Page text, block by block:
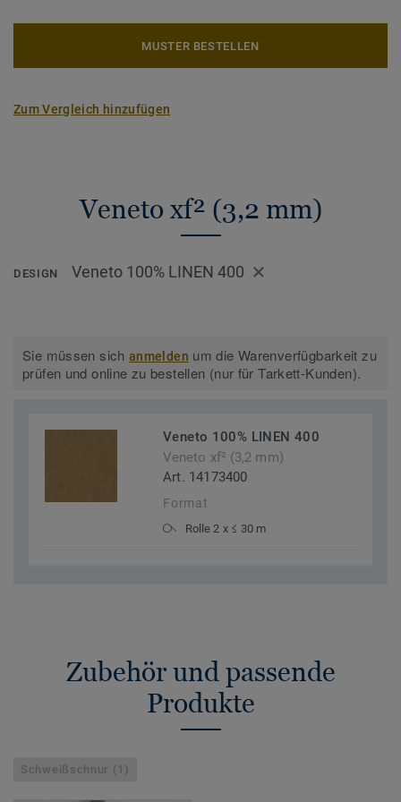
MUSTER BESTELLEN
Zum Vergleich hinzufügen
Veneto xf² (3,2 mm)
DESIGN Veneto 100% LINEN 400
Sie müssen sichanmelden um die Warenverfügbarkeit zu
prüfen und online zu bestellen (nur für Tarkett-Kunden).
Veneto 100% LINEN 400
Veneto xf² (3,2 mm)
Art. 14173400
Format
Rolle 2 x ≤ 30 m
Zubehör und passende
Produkte
Schweißschnur (1)